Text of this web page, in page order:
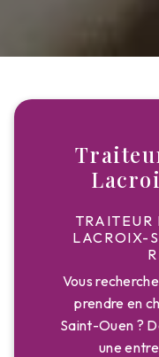
TRAITEUR
LACROIX-
Vous
prendre en
Saint-Ouen ?
une